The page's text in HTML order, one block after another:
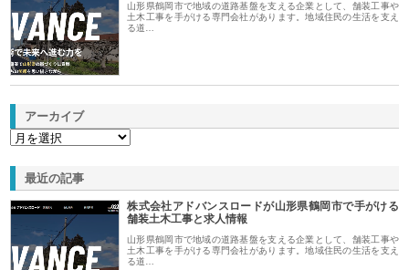
山形県鶴岡市で地域の道路基盤を支える企業として、舗装工事や
土木工事を手がける専門会社があります。地域住民の生活を支え
る道…
アーカイブ
最近の記事
株式会社アドバンスロードが山形県鶴岡市で手がける
舗装土木工事と求人情報
山形県鶴岡市で地域の道路基盤を支える企業として、舗装工事や
土木工事を手がける専門会社があります。地域住民の生活を支え
る道…